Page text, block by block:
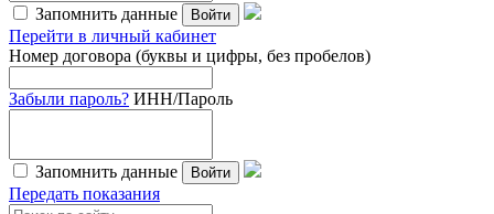
Запомнить данные Войти
Перейти в личный кабинет
Номер договора (буквы и цифры, без пробелов)
Забыли пароль? ИНН/Пароль
Запомнить данные Войти
Передать показания